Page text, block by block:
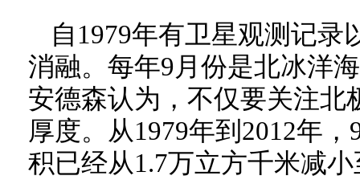
自1979年有卫星观测记录
消融。每年9月份是北冰洋
安德森认为，不仅要关注北
厚度。从1979年到2012年
积已经从1.7万立方千米减